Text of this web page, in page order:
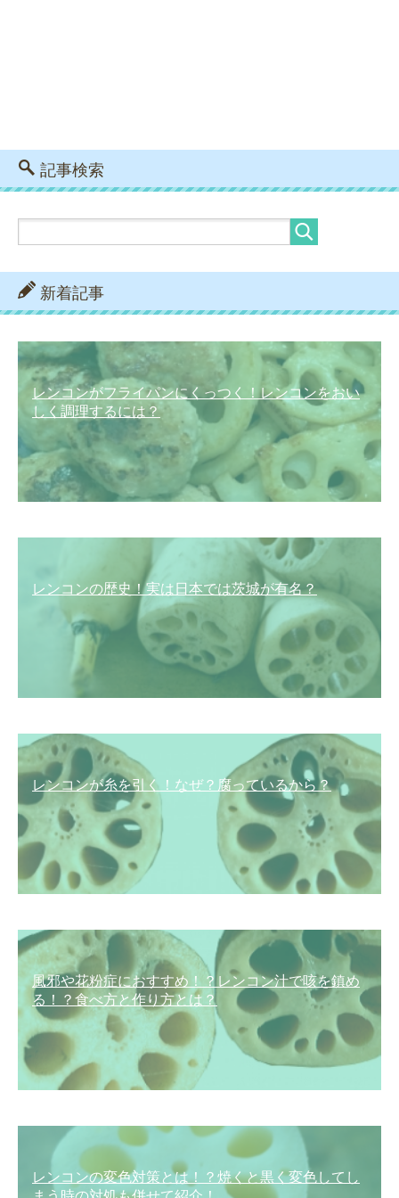
記事検索
新着記事
レンコンがフライパンにくっつく！レンコンをおい
しく調理するには？
レンコンの歴史！実は日本では茨城が有名？
レンコンが糸を引く！なぜ？腐っているから？
風邪や花粉症におすすめ！？レンコン汁で咳を鎮め
る！？食べ方と作り方とは？
レンコンの変色対策とは！？焼くと黒く変色してし